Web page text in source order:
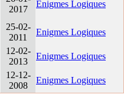
2017
Enigmes Logiques
25-02-
2011
Enigmes Logiques
12-02-
2013
Enigmes Logiques
12-12-
2008
Enigmes Logiques